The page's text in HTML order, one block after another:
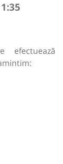
efectuează